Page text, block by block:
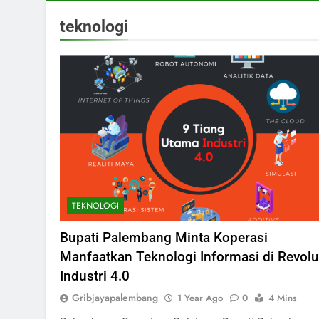
teknologi
TEKNOLOGI
Bupati Palembang Minta Koperasi
Manfaatkan Teknologi Informasi di
Industri 4.0
Gribjayapalembang 1 Year Ago 0
4 Mins